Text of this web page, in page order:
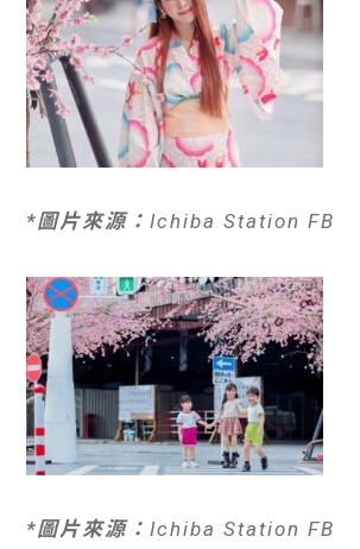
*圖片來源：Ichiba Station FB
*圖片來源： Ichiba Station FB